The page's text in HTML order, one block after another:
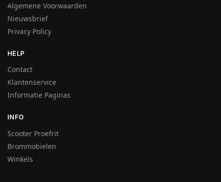
Algemene Voorwaarden
Nieuwsbrief
Privacy Policy
HELP
Contact
Klantenservice
Informatie Paginas
INFO
Scooter Proefrit
Brommobielen
Winkels